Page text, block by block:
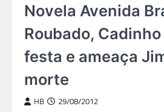
Novela Avenida
Roubado,
festa e ameaça
morte
HB 29/08/2012